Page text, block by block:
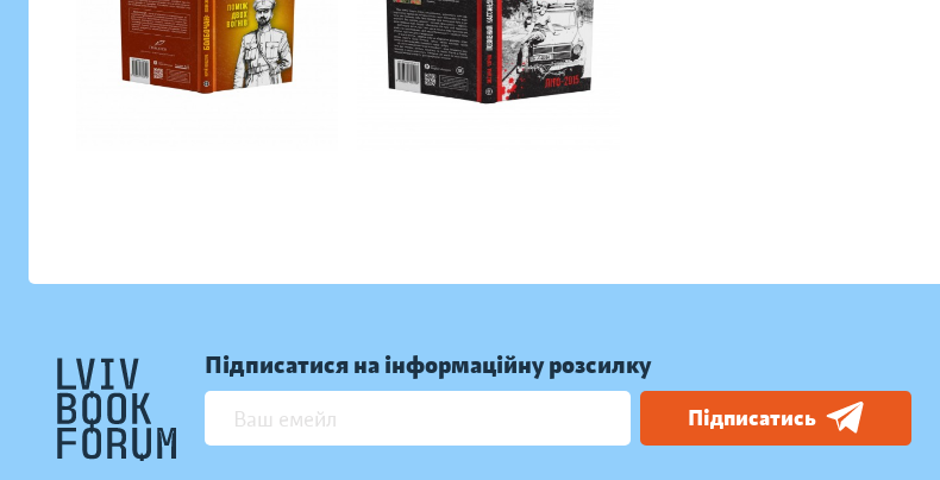
Підписатися на інформаційну розсилку
Підписатись